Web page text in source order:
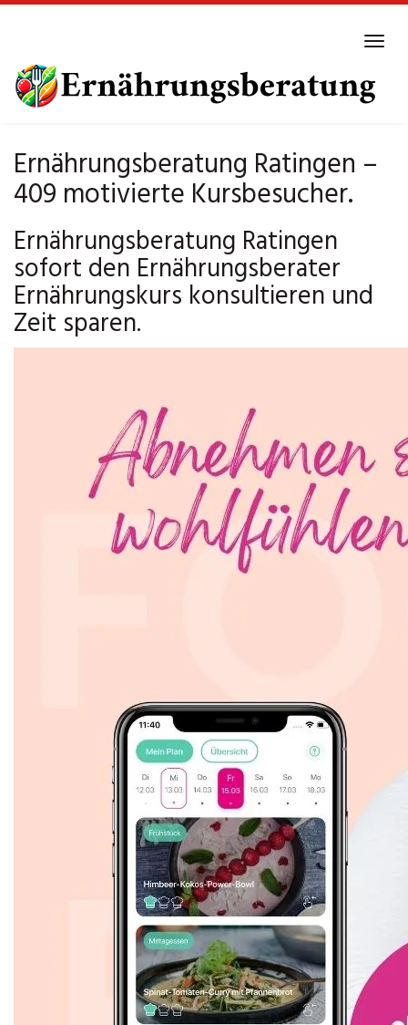
main
content
Ernährungsberatung Ratingen –
409 motivierte Kursbesucher.
Ernährungsberatung Ratingen
sofort den Ernährungsberater
Ernährungskurs konsultieren und
Zeit sparen.